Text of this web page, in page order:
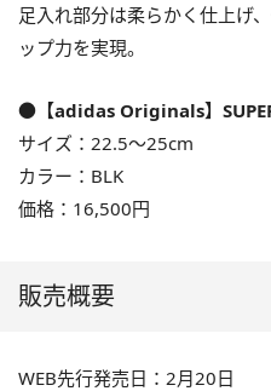
足入れ部分は柔らかく仕上げ
ップ力を実現。
●【adidas Originals】
サイズ：22.5〜25cm
カラー：BLK
価格：16,500円
販売概要
WEB先行発売日：2月20日